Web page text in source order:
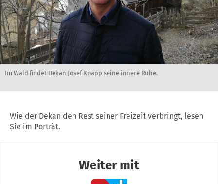
Im Wald findet Dekan Josef Knapp seine innere Ruhe.
Wie der Dekan den Rest seiner Freizeit verbringt, lesen
Sie im Porträt.